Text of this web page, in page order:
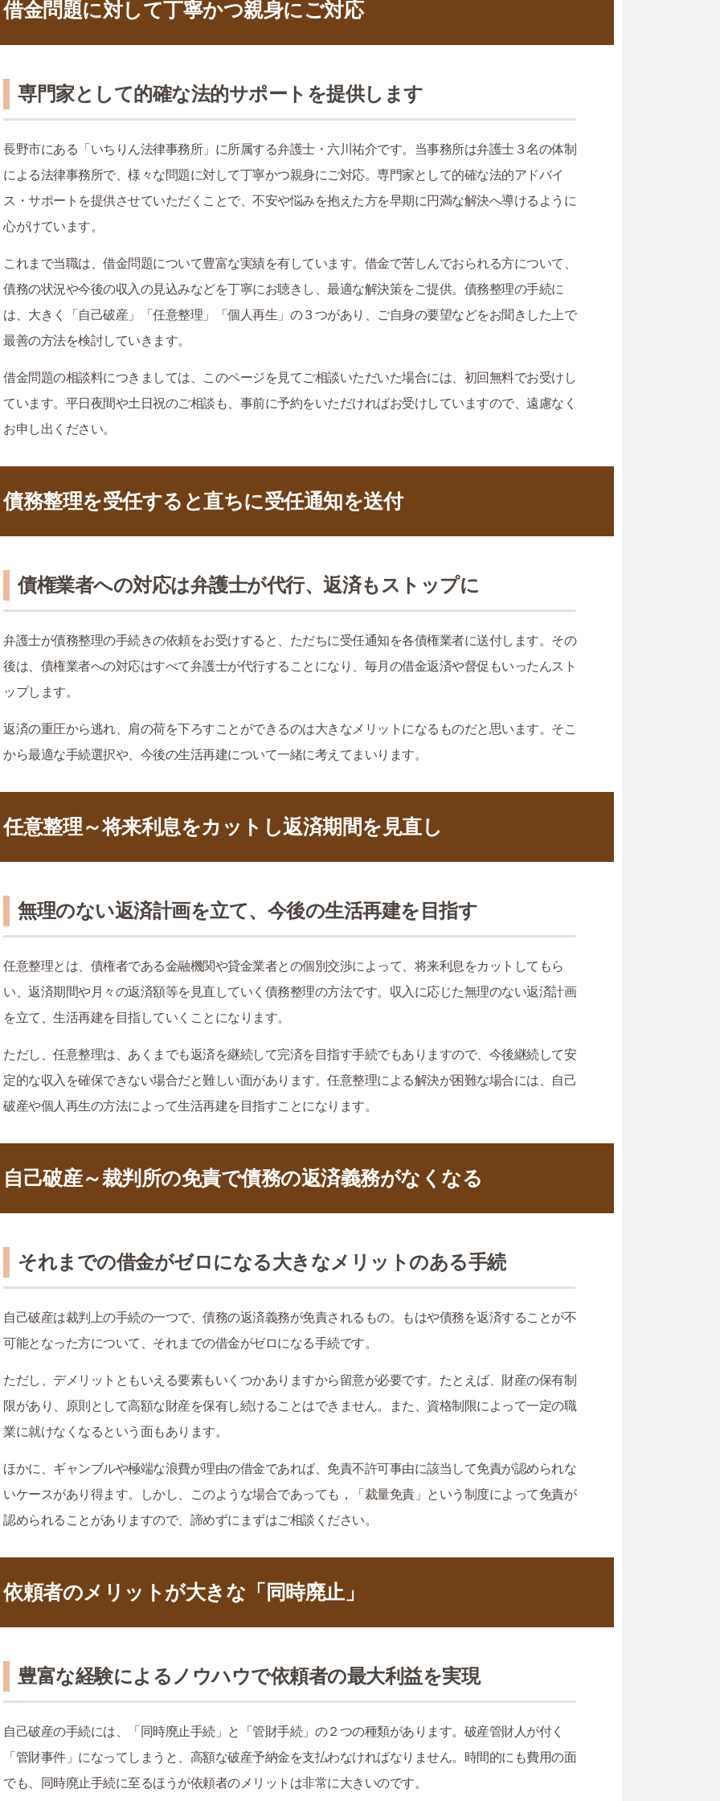
借金問題に対して丁寧かつ親身にご対応
専門家として的確な法的サポートを提供します
長野市にある「いちりん法律事務所」に所属する弁護士・六川祐介です。当事務所は弁護士３名の体制
による法律事務所で、様々な問題に対して丁寧かつ親身にご対応。専門家として的確な法的アドバイ
ス・サポートを提供させていただくことで、不安や悩みを抱えた方を早期に円満な解決へ導けるように
心がけています。
これまで当職は、借金問題について豊富な実績を有しています。借金で苦しんでおられる方について、
債務の状況や今後の収入の見込みなどを丁寧にお聴きし、最適な解決策をご提供。債務整理の手続に
は、大きく「自己破産」「任意整理」「個人再生」の３つがあり、ご自身の要望などをお聞きした上で
最善の方法を検討していきます。
借金問題の相談料につきましては、このページを見てご相談いただいた場合には、初回無料でお受けし
ています。平日夜間や土日祝のご相談も、事前に予約をいただければお受けしていますので、遠慮なく
お申し出ください。
債務整理を受任すると直ちに受任通知を送付
債権業者への対応は弁護士が代行、返済もストップに
弁護士が債務整理の手続きの依頼をお受けすると、ただちに受任通知を各債権業者に送付します。その
後は、債権業者への対応はすべて弁護士が代行することになり、毎月の借金返済や督促もいったんスト
ップします。
返済の重圧から逃れ、肩の荷を下ろすことができるのは大きなメリットになるものだと思います。そこ
から最適な手続選択や、今後の生活再建について一緒に考えてまいります。
任意整理～将来利息をカットし返済期間を見直し
無理のない返済計画を立て、今後の生活再建を目指す
任意整理とは、債権者である金融機関や貸金業者との個別交渉によって、将来利息をカットしてもら
い、返済期間や月々の返済額等を見直していく債務整理の方法です。収入に応じた無理のない返済計画
を立て、生活再建を目指していくことになります。
ただし、任意整理は、あくまでも返済を継続して完済を目指す手続でもありますので、今後継続して安
定的な収入を確保できない場合だと難しい面があります。任意整理による解決が困難な場合には、自己
破産や個人再生の方法によって生活再建を目指すことになります。
自己破産～裁判所の免責で債務の返済義務がなくなる
それまでの借金がゼロになる大きなメリットのある手続
自己破産は裁判上の手続の一つで、債務の返済義務が免責されるもの。もはや債務を返済することが不
可能となった方について、それまでの借金がゼロになる手続です。
ただし、デメリットともいえる要素もいくつかありますから留意が必要です。たとえば、財産の保有制
限があり、原則として高額な財産を保有し続けることはできません。また、資格制限によって一定の職
業に就けなくなるという面もあります。
ほかに、ギャンブルや極端な浪費が理由の借金であれば、免責不許可事由に該当して免責が認められな
いケースがあり得ます。しかし、このような場合であっても，「裁量免責」という制度によって免責が
認められることがありますので、諦めずにまずはご相談ください。
依頼者のメリットが大きな「同時廃止」
豊富な経験によるノウハウで依頼者の最大利益を実現
自己破産の手続には、「同時廃止手続」と「管財手続」の２つの種類があります。破産管財人が付く
「管財事件」になってしまうと、高額な破産予納金を支払わなければなりません。時間的にも費用の面
でも、同時廃止手続に至るほうが依頼者のメリットは非常に大きいのです。